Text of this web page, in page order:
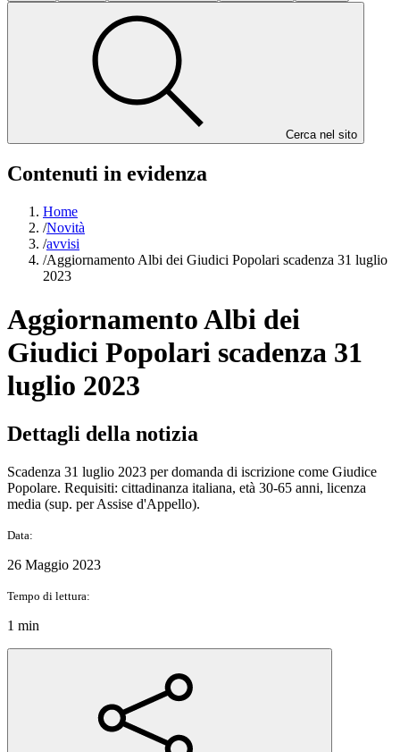
Cerca nel sito
Contenuti in evidenza
Home
/Novità
/avvisi
/Aggiornamento Albi dei Giudici Popolari scadenza 31 luglio
2023
Aggiornamento Albi dei
Giudici Popolari scadenza 31
luglio 2023
Dettagli della notizia
Scadenza 31 luglio 2023 per domanda di iscrizione come Giudice
Popolare. Requisiti: cittadinanza italiana, età 30-65 anni, licenza
media (sup. per Assise d'Appello).
Data:
26 Maggio 2023
Tempo di lettura:
1 min